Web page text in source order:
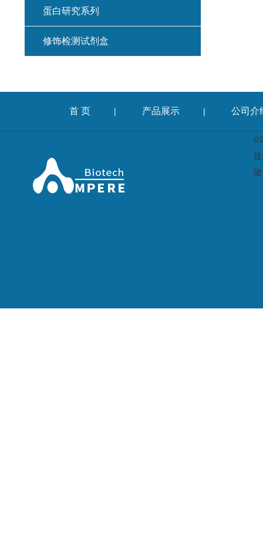
蛋白研究系列
修饰检测试剂盒
首 页 | 产品展示 | 公司介
陆